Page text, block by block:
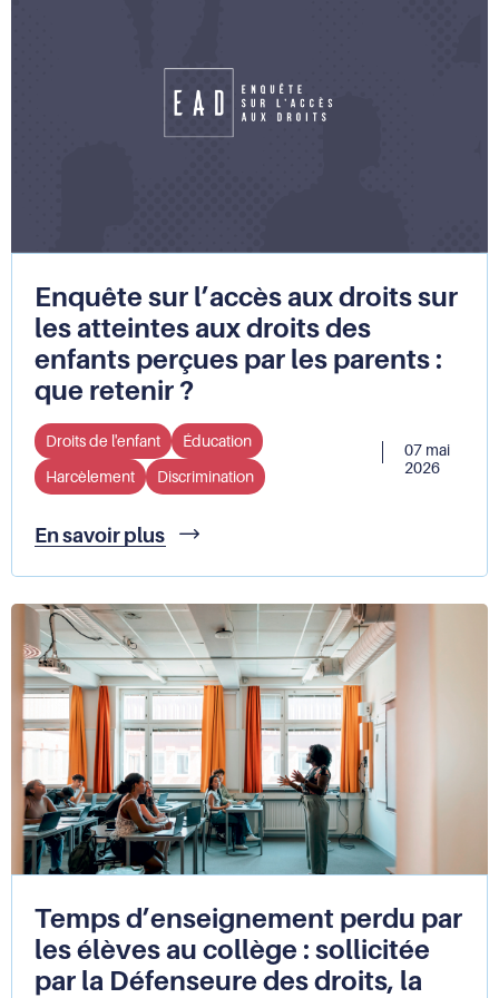
les
droits
auprès
des
Enquête sur l’accès aux droits sur
les atteintes aux droits des
enfants perçues par les parents :
que retenir ?
Droits de l'enfant
Éducation
Harcèlement
Discrimination
07 mai
2026
En savoir plus
Enquête
l’accès
aux
droits
sur
les
atteintes
aux
droits
des
enfants
perçues
par
les
que
retenir
?
Temps d’enseignement perdu par
les élèves au collège : sollicitée
par la Défenseure des droits, la